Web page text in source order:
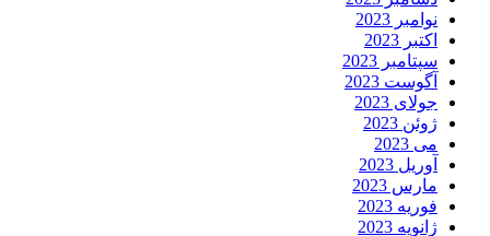
نوامبر 2023
اکتبر 2023
سپتامبر 2023
آگوست 2023
جولای 2023
ژوئن 2023
می 2023
آوریل 2023
مارس 2023
فوریه 2023
ژانویه 2023